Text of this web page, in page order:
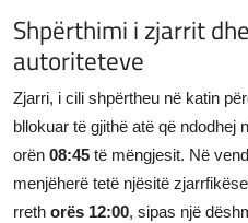
Shpërthimi i zjarrit
autoriteteve
Zjarri, i cili shpërtheu në katin
bllokuar të gjithë atë që ndodhej
orën 08:45 të mëngjesit. Në
menjëherë tetë njësitë
rreth orës 12:00, sipas një